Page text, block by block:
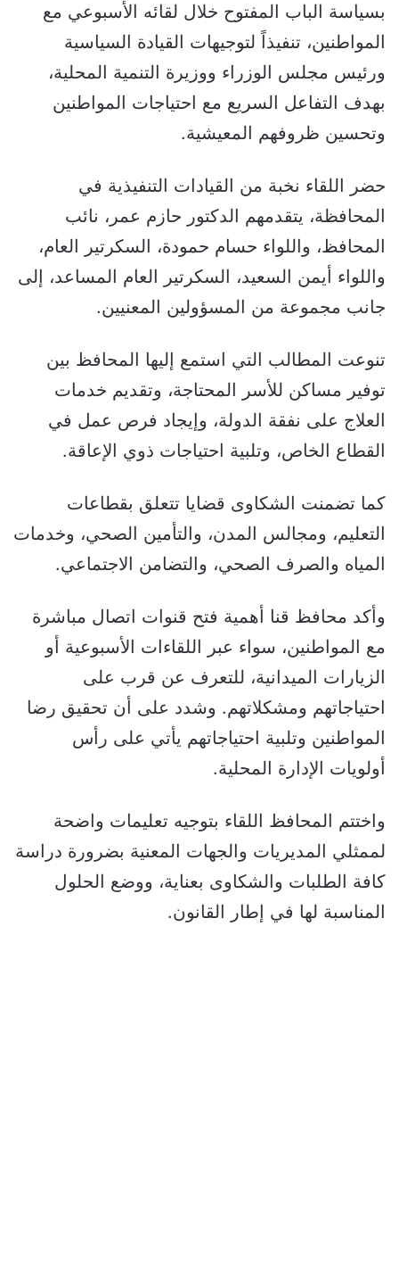
بسياسة الباب المفتوح خلال لقائه الأسبوعي مع
المواطنين، تنفيذاً لتوجيهات القيادة السياسية
ورئيس مجلس الوزراء ووزيرة التنمية المحلية،
بهدف التفاعل السريع مع احتياجات المواطنين
وتحسين ظروفهم المعيشية.
حضر اللقاء نخبة من القيادات التنفيذية في
المحافظة، يتقدمهم الدكتور حازم عمر، نائب
المحافظ، واللواء حسام حمودة، السكرتير العام،
واللواء أيمن السعيد، السكرتير العام المساعد، إلى
جانب مجموعة من المسؤولين المعنيين.
تنوعت المطالب التي استمع إليها المحافظ بين
توفير مساكن للأسر المحتاجة، وتقديم خدمات
العلاج على نفقة الدولة، وإيجاد فرص عمل في
القطاع الخاص، وتلبية احتياجات ذوي الإعاقة.
كما تضمنت الشكاوى قضايا تتعلق بقطاعات
التعليم، ومجالس المدن، والتأمين الصحي، وخدمات
المياه والصرف الصحي، والتضامن الاجتماعي.
وأكد محافظ قنا أهمية فتح قنوات اتصال مباشرة
مع المواطنين، سواء عبر اللقاءات الأسبوعية أو
الزيارات الميدانية، للتعرف عن قرب على
احتياجاتهم ومشكلاتهم. وشدد على أن تحقيق رضا
المواطنين وتلبية احتياجاتهم يأتي على رأس
أولويات الإدارة المحلية.
واختتم المحافظ اللقاء بتوجيه تعليمات واضحة
لممثلي المديريات والجهات المعنية بضرورة دراسة
كافة الطلبات والشكاوى بعناية، ووضع الحلول
المناسبة لها في إطار القانون.